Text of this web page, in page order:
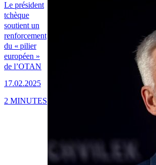
Le président
tchèque
soutient un
renforcement
du « pilier
européen »
de l’OTAN
17.02.2025
2 MINUTES